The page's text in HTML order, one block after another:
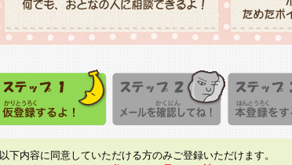
以下内容に同意していただける方のみご登録いただけます。